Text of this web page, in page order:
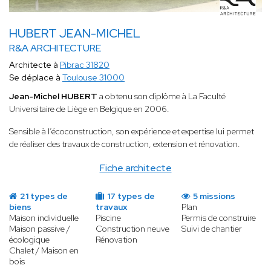
HUBERT JEAN-MICHEL
R&A ARCHITECTURE
Fiche architecte
Architecte à Pibrac 31820
Se déplace à Toulouse 31000
Jean-Michel HUBERT a obtenu son diplôme à La Faculté
Universitaire de Liège en Belgique en 2006.
Sensible à l’écoconstruction, son expérience et expertise lui permet
de réaliser des travaux de construction, extension et rénovation.
21 types de
biens
Maison individuelle
Maison passive /
écologique
Chalet / Maison en
bois
17 types de
travaux
Piscine
Construction neuve
Rénovation
5 missions
Plan
Permis de construire
Suivi de chantier